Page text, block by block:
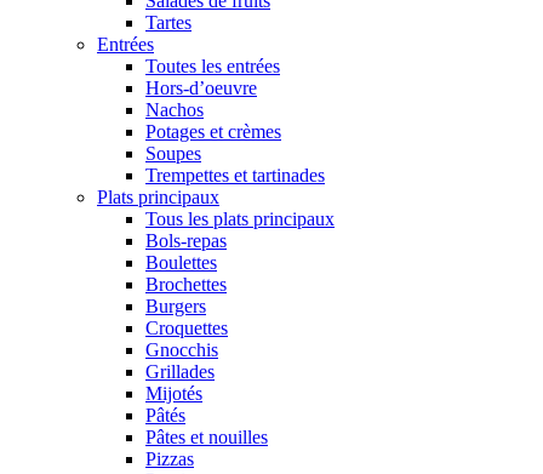
Tartes
Entrées
Toutes les entrées
Hors-d’oeuvre
Nachos
Potages et crèmes
Soupes
Trempettes et tartinades
Plats principaux
Tous les plats principaux
Bols-repas
Boulettes
Brochettes
Burgers
Croquettes
Gnocchis
Grillades
Mijotés
Pâtés
Pâtes et nouilles
Pizzas